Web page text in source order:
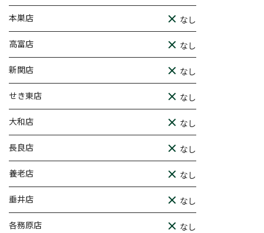
本巣店 なし
高富店 なし
新関店 なし
せき東店 なし
大和店 なし
長良店 なし
養老店 なし
垂井店 なし
各務原店 なし